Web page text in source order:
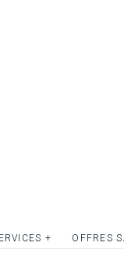
+ OFFRES
donner du relief aux
Devis sur